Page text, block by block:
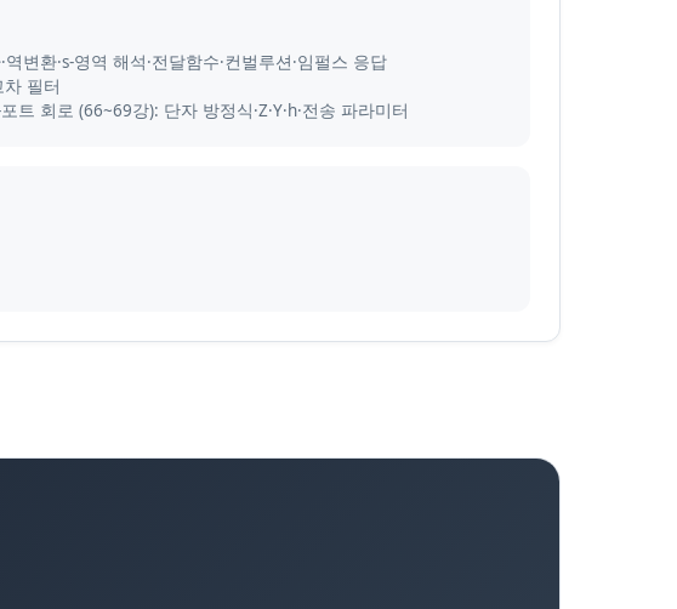
변환·s-영역 해석·전달함수·컨벌루션·임펄스 응답
차 필터
트 회로 (66~69강): 단자 방정식·Z·Y·h·전송 파라미터